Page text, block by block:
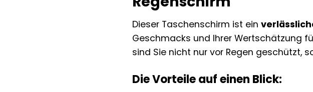
Dieser Taschenschirm ist ein
Geschmacks und Ihrer Wertschätzung
sind Sie nicht nur vor Regen geschützt,
Die Vorteile auf einen Blick: